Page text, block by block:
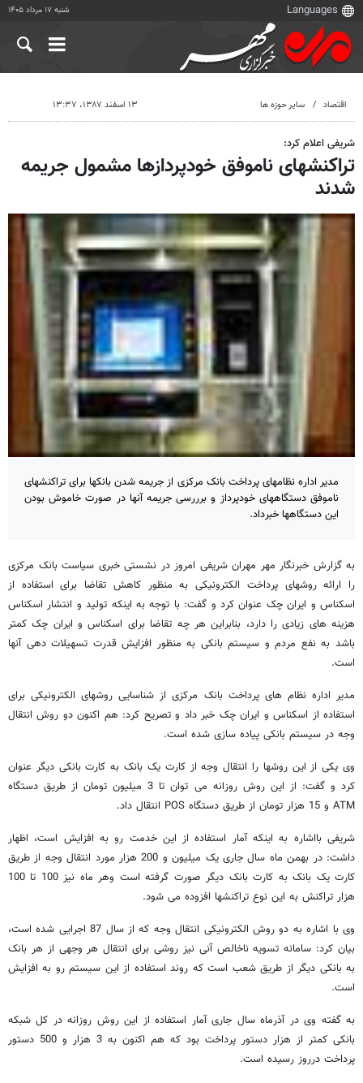
شنبه ۱۷ مرداد ۱۴۰۵
اقتصاد سایر حوزه ها ۱۳ اسفند ۱۳۸۷، ۱۳:۳۷
شریفی اعلام کرد:
تراکنشهای ناموفق خودپردازها مشمول جریمه
شدند
مدیر اداره نظامهای پرداخت بانک مرکزی از جریمه شدن بانکها برای تراکنشهای
ناموفق دستگاههای خودپرداز و برررسی جریمه آنها در صورت خاموش بودن
این دستگاهها خبرداد.
به گزارش خبرنگار مهر مهران شریفی امروز در نشستی خبری سیاست بانک مرکزی
را ارائه روشهای پرداخت الکترونیکی به منظور کاهش تقاضا برای استفاده از
اسکناس و ایران چک عنوان کرد و گفت: با توجه به اینکه تولید و انتشار اسکناس
هزینه های زیادی را دارد، بنابراین هر چه تقاضا برای اسکناس و ایران چک کمتر
باشد به نفع مردم و سیستم بانکی به منظور افزایش قدرت تسهیلات دهی آنها
است.
مدیر اداره نظام های پرداخت بانک مرکزی از شناسایی روشهای الکترونیکی برای
استفاده از اسکناس و ایران چک خبر داد و تصریح کرد: هم اکنون دو روش انتقال
وجه در سیستم بانکی پیاده سازی شده است.
وی یکی از این روشها را انتقال وجه از کارت یک بانک به کارت بانکی دیگر عنوان
کرد و گفت: از این روش روزانه می توان تا 3 میلیون تومان از طریق دستگاه
ATM و 15 هزار تومان از طریق دستگاه POS انتقال داد.
شریفی بااشاره به اینکه آمار استفاده از این خدمت رو به افزایش است، اظهار
داشت: در بهمن ماه سال جاری یک میلیون و 200 هزار مورد انتقال وجه از طریق
کارت یک بانک به کارت بانک دیگر صورت گرفته است وهر ماه نیز 100 تا 100
هزار تراکنش به این نوع تراکنشها افزوده می شود.
وی با اشاره به دو روش الکترونیکی انتقال وجه که از سال 87 اجرایی شده است،
بیان کرد: سامانه تسویه ناخالص آنی نیز روشی برای انتقال هر وجهی از هر بانک
به بانکی دیگر از طریق شعب است که روند استفاده از این سیستم رو به افزایش
است.
به گفته وی در آذرماه سال جاری آمار استفاده از این روش روزانه در کل شبکه
بانکی کمتر از هزار دستور پرداخت بود که هم اکنون به 3 هزار و 500 دستور
پرداخت درروز رسیده است.